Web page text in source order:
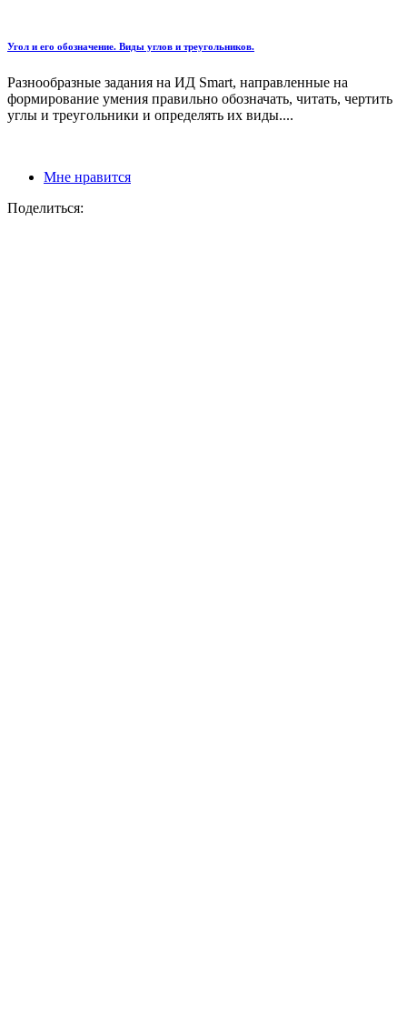
Угол и его обозначение. Виды углов и треугольников.
Разнообразные задания на ИД Smart, направленные на
формирование умения правильно обозначать, читать, чертить
углы и треугольники и определять их виды....
Мне нравится
Поделиться: